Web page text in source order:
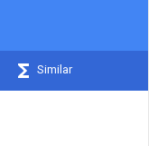
Similar